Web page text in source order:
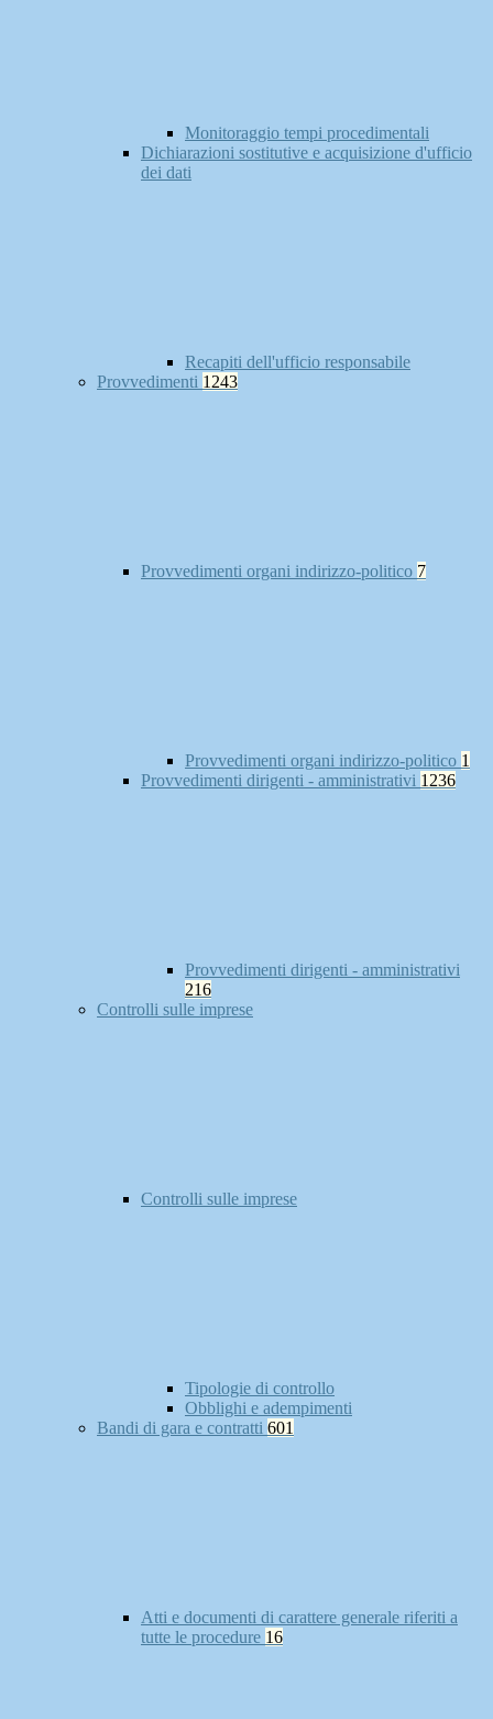
Monitoraggio tempi procedimentali
Dichiarazioni sostitutive e acquisizione d'ufficio
dei dati
Recapiti dell'ufficio responsabile
Provvedimenti 1243
Provvedimenti organi indirizzo-politico 7
Provvedimenti organi indirizzo-politico 1
Provvedimenti dirigenti - amministrativi 1236
Provvedimenti dirigenti - amministrativi
216
Controlli sulle imprese
Controlli sulle imprese
Tipologie di controllo
Obblighi e adempimenti
Bandi di gara e contratti 601
Atti e documenti di carattere generale riferiti a
tutte le procedure 16